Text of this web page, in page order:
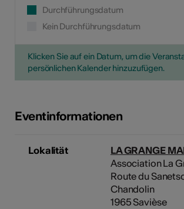
Durchführungsdatum
Kein Durchführungsdatum
Klicken Sie auf ein Datum, um die
persönlichen Kalender hinzuzufügen.
Eventinformationen
Lokalität
LA GRANGE
Association La
Route du
Chandolin
1965 Savièse